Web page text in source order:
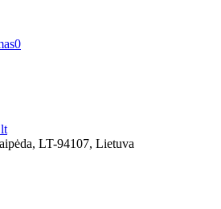
0
LT-94107, Lietuva